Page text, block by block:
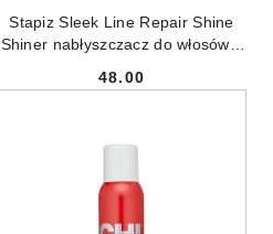
Stapiz Sleek Line Repair Shine
Shiner nabłyszczacz do włosów z
Cena:
48.00